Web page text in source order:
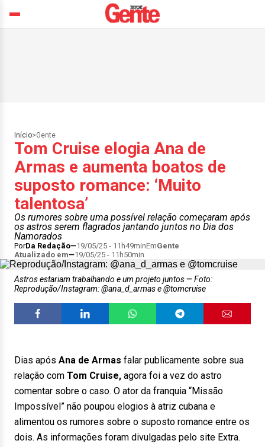
Início>Gente
Tom Cruise elogia Ana de
Armas e aumenta boatos de
suposto romance: ‘Muito
talentosa’
Os rumores sobre uma possível relação começaram após
os astros serem flagrados jantando juntos no Dia dos
Namorados
PorDa Redação 19/05/25 - 11h49minEmGente
Atualizado em
19/05/25 - 11h50min
Astros estariam trabalhando e um projeto juntos
Foto:
Reprodução/Instagram: @ana_d_armas e @tomcruise
Dias após Ana de Armas falar publicamente sobre sua
relação com Tom Cruise, agora foi a vez do astro
comentar sobre o caso. O ator da franquia “Missão
Impossível” não poupou elogios à atriz cubana e
alimentou os rumores sobre o suposto romance entre os
dois. As informações foram divulgadas pelo site Extra.